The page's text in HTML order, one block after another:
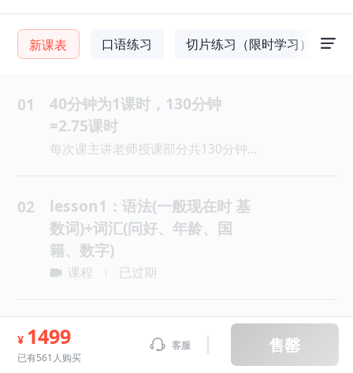
新课表 口语练习 切片练习（限时学习）
01
40分钟为1课时，130分钟
=2.75课时
每次课主讲老师授课部分共130分钟，40分钟为1课时，130分钟=2.75课时，主讲授课部分每讲40分钟休息10分钟。
02
lesson1：语法(一般现在时 基
数词)+词汇(问好、年龄、国
籍、数字)
课程 已过期
03
lesson2：语法(名词单复数 不
定冠词)+词汇(日常生活用品)
¥ 1499
已有561人购买
客服 售罄